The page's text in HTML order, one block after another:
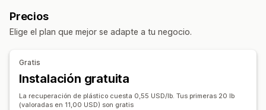
Personalización
Emblemas Conteo en tiempo real
Campañas
Precios
Elige el plan que mejor se adapte a tu negocio.
Gratis
Instalación gratuita
La recuperación de plástico cuesta 0,55 USD/lb. Tus primeras 20 lb
(valoradas en 11,00 USD) son gratis